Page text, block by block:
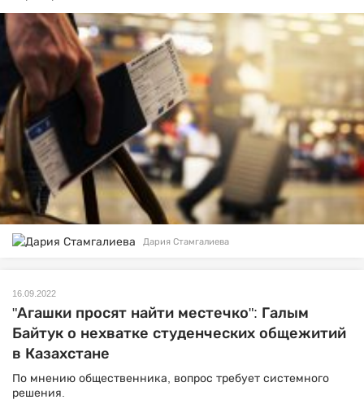
Дария Стамгалиева
16.09.2022
"Агашки просят найти местечко": Галым
Байтук о нехватке студенческих общежитий
в Казахстане
По мнению общественника, вопрос требует системного
решения.